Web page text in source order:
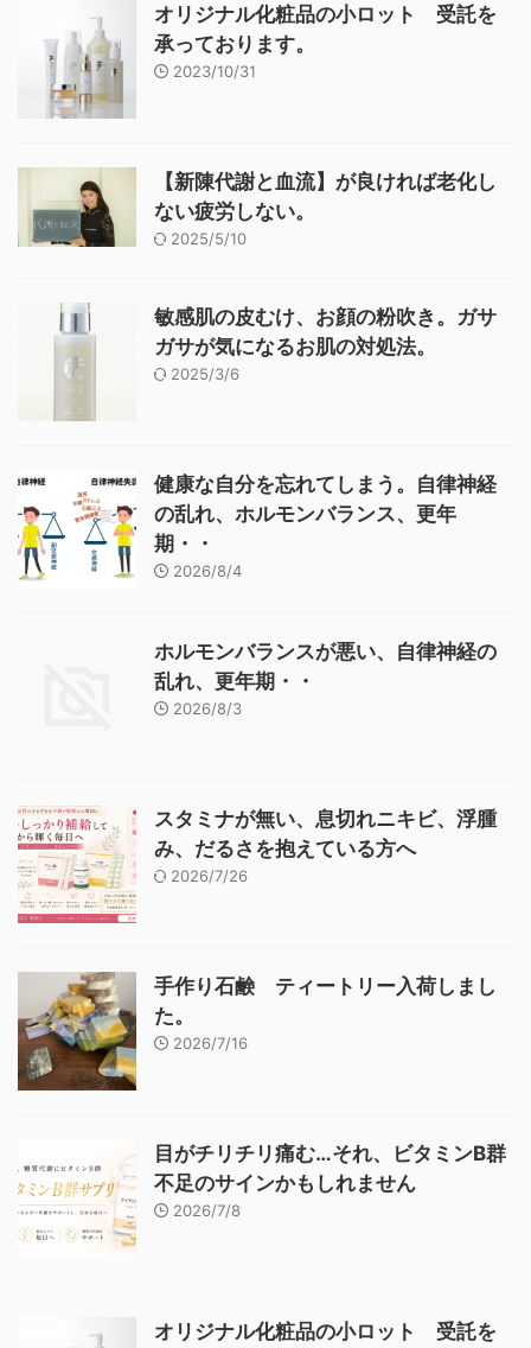
オリジナル化粧品の小ロット 受託を
承っております。
2023/10/31
【新陳代謝と血流】が良ければ老化し
ない疲労しない。
2025/5/10
敏感肌の皮むけ、お顔の粉吹き。ガサ
ガサが気になるお肌の対処法。
2025/3/6
健康な自分を忘れてしまう。自律神経
の乱れ、ホルモンバランス、更年
期・・
2026/8/4
ホルモンバランスが悪い、自律神経の
乱れ、更年期・・
2026/8/3
スタミナが無い、息切れニキビ、浮腫
み、だるさを抱えている方へ
2026/7/26
手作り石鹸 ティートリー入荷しまし
た。
2026/7/16
目がチリチリ痛む…それ、ビタミンB群
不足のサインかもしれません
2026/7/8
オリジナル化粧品の小ロット 受託を